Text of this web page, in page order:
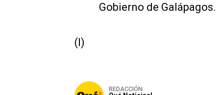
Gobierno de Galápagos.
(I)
REDACCIÓN